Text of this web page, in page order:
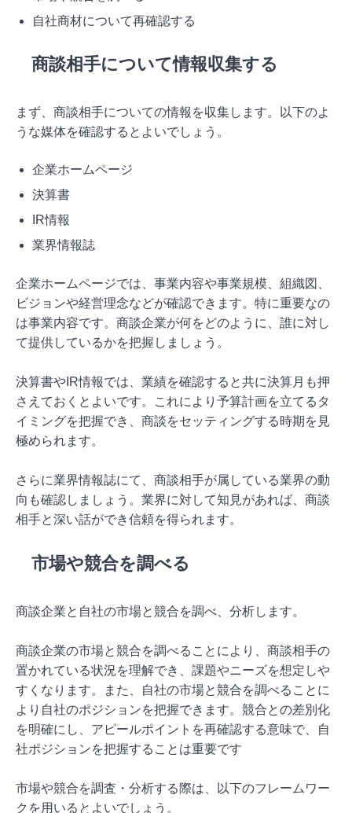
自社商材について再確認する
商談相手について情報収集する
まず、商談相手についての情報を収集します。以下のよ
うな媒体を確認するとよいでしょう。
企業ホームページ
決算書
IR情報
業界情報誌
企業ホームページでは、事業内容や事業規模、組織図、
ビジョンや経営理念などが確認できます。特に重要なの
は事業内容です。商談企業が何をどのように、誰に対し
て提供しているかを把握しましょう。
決算書やIR情報では、業績を確認すると共に決算月も押
さえておくとよいです。これにより予算計画を立てるタ
イミングを把握でき、商談をセッティングする時期を見
極められます。
さらに業界情報誌にて、商談相手が属している業界の動
向も確認しましょう。業界に対して知見があれば、商談
相手と深い話ができ信頼を得られます。
市場や競合を調べる
商談企業と自社の市場と競合を調べ、分析します。
商談企業の市場と競合を調べることにより、商談相手の
置かれている状況を理解でき、課題やニーズを想定しや
すくなります。また、自社の市場と競合を調べることに
より自社のポジションを把握できます。競合との差別化
を明確にし、アピールポイントを再確認する意味で、自
社ポジションを把握することは重要です
市場や競合を調査・分析する際は、以下のフレームワー
クを用いるとよいでしょう。